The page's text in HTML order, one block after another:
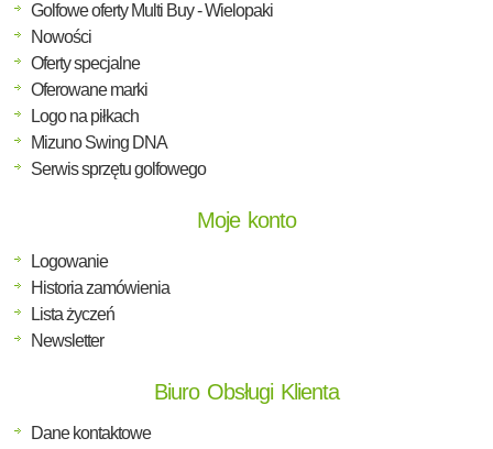
Golfowe oferty Multi Buy - Wielopaki
Nowości
Oferty specjalne
Oferowane marki
Logo na piłkach
Mizuno Swing DNA
Serwis sprzętu golfowego
Moje konto
Logowanie
Historia zamówienia
Lista życzeń
Newsletter
Biuro Obsługi Klienta
Dane kontaktowe